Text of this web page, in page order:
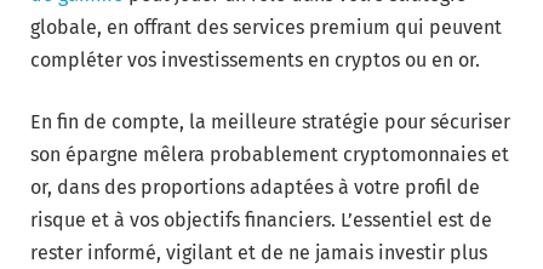
globale, en offrant des services premium qui peuvent
compléter vos investissements en cryptos ou en or.
En fin de compte, la meilleure stratégie pour sécuriser
son épargne mêlera probablement cryptomonnaies et
or, dans des proportions adaptées à votre profil de
risque et à vos objectifs financiers. L’essentiel est de
rester informé, vigilant et de ne jamais investir plus